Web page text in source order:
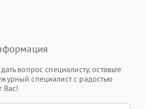
вопрос специалисту, оставьте
специалист с радостью
Вас!